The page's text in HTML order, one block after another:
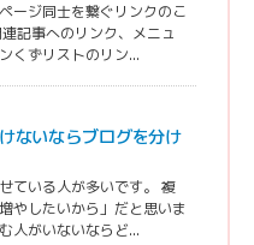
ージ同士を繋ぐリンクのこ
記事へのリンク、メニュ
くずリストのリン...
ないならブログを分け
ている人が多いです。 複
やしたいから」だと思いま
人がいないならど...